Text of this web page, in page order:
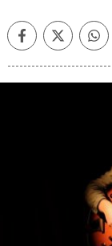
FacebookTwitter